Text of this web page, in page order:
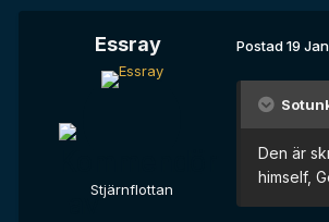
Essray
Stjärnflottan
Postad19
Den är
himself,